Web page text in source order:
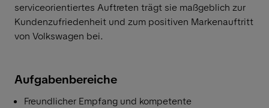
serviceorientiertes Auftreten trägt sie maßgeblich zur
Kundenzufriedenheit und zum positiven Markenauftritt
von Volkswagen bei.
Aufgabenbereiche
Freundlicher Empfang und kompetente